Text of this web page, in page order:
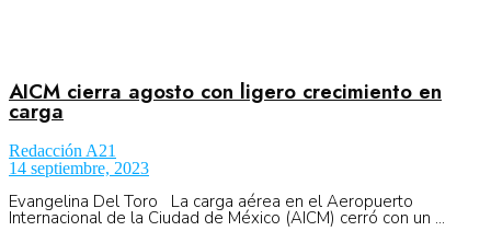
AICM cierra agosto con ligero crecimiento en
carga
Redacción A21
14 septiembre, 2023
Evangelina Del Toro La carga aérea en el Aeropuerto
Internacional de la Ciudad de México (AICM) cerró con un ...